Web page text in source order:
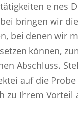
eines
bringen wir die
bei denen wir
können,
Abschluss.
auf die
zu Ihrem Vorteil